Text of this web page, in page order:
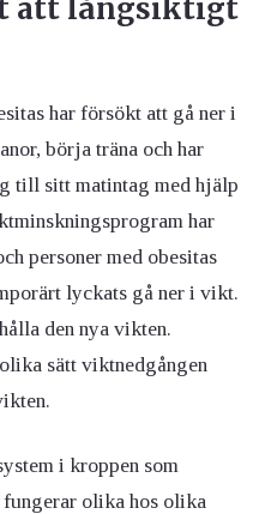
att långsiktigt
har försökt att gå ner i
börja träna och har
till sitt matintag med hjälp
har
personer med obesitas
lyckats gå ner i vikt.
den nya vikten.
sätt viktnedgången
i kroppen som
olika hos olika